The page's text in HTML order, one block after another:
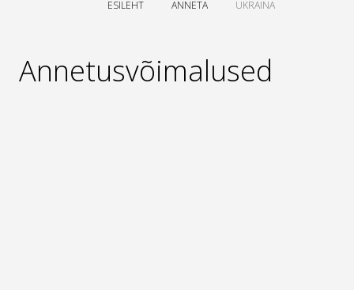
ESILEHT ANNETA UKRAINA
Annetusvõimalused